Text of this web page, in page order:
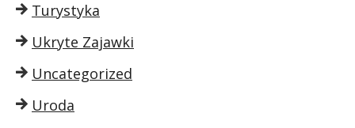
Turystyka
Ukryte Zajawki
Uncategorized
Uroda